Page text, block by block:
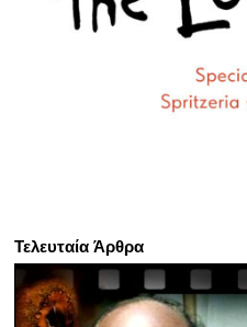
Τελευταία Άρθρα